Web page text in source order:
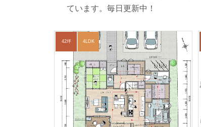
ています。毎日更新中！
42坪 4LDK